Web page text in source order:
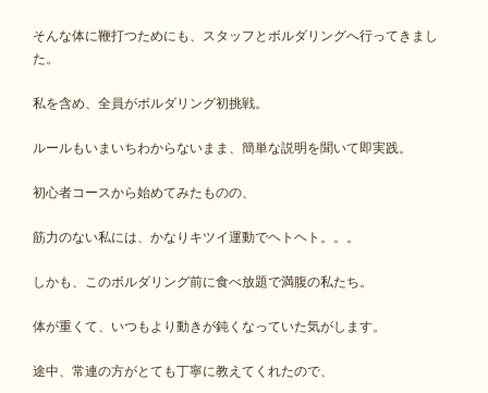
そんな体に鞭打つためにも、スタッフとボルダリングへ行ってきまし
た。
私を含め、全員がボルダリング初挑戦。
ルールもいまいちわからないまま、簡単な説明を聞いて即実践。
初心者コースから始めてみたものの、
筋力のない私には、かなりキツイ運動でヘトヘト。。。
しかも、このボルダリング前に食べ放題で満腹の私たち。
体が重くて、いつもより動きが鈍くなっていた気がします。
途中、常連の方がとても丁寧に教えてくれたので、